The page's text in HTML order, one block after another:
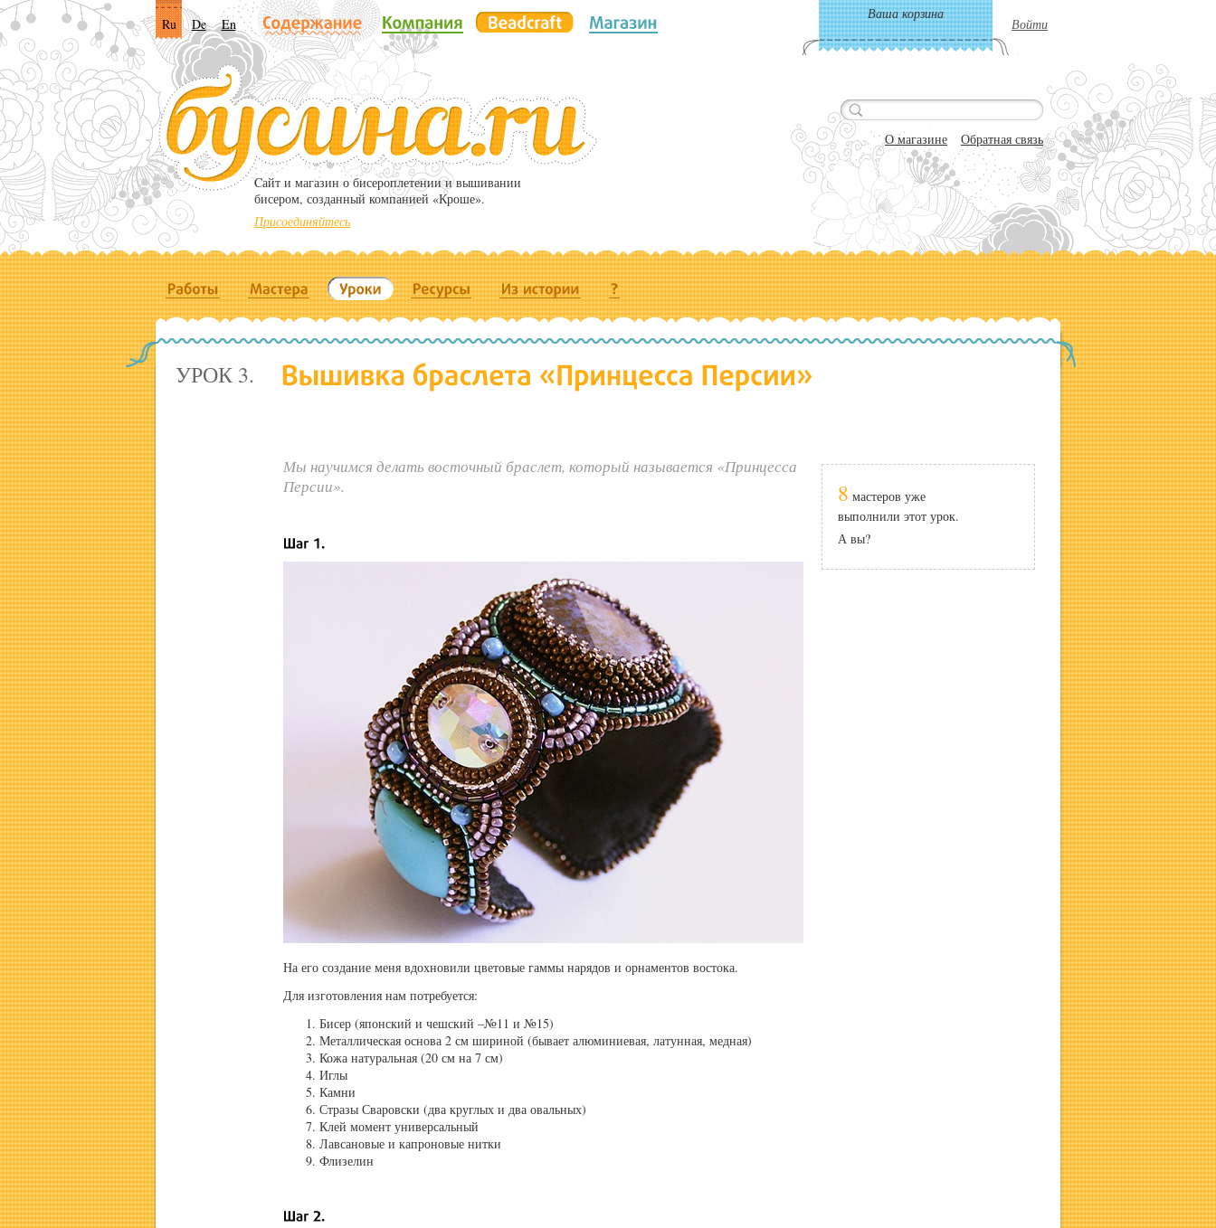
Ru De En
Ваша корзина
Войти
Cайт и магазин о бисероплетении и вышивании
бисером, созданный компанией «Кроше».
Присоединяйтесь
О магазине Обратная связь
УРОК 3.
Мы научимся делать восточный браслет, который называется «Принцесса
Персии».
На его создание меня вдохновили цветовые гаммы нарядов и орнаментов востока.
Для изготовления нам потребуется:
Бисер (японский и чешский –№11 и №15)
Металлическая основа 2 см шириной (бывает алюминиевая, латунная, медная)
Кожа натуральная (20 см на 7 см)
Иглы
Камни
Стразы Сваровски (два круглых и два овальных)
Клей момент универсальный
Лавсановые и капроновые нитки
Флизелин
8 мастеров уже
выполнили этот урок.
А вы?